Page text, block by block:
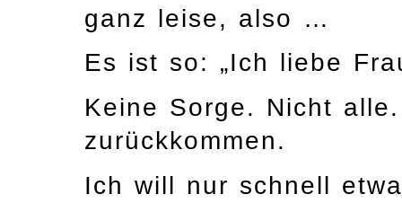
ganz leise, also …
Es ist so: „Ich liebe
Keine Sorge. Nicht
zurückkommen.
Ich will nur schnell